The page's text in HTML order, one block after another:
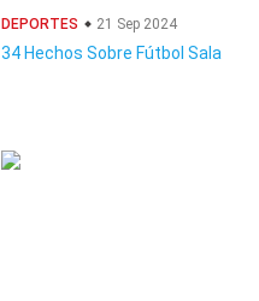
DEPORTES 21 Sep 2024
34 Hechos Sobre Fútbol Sala